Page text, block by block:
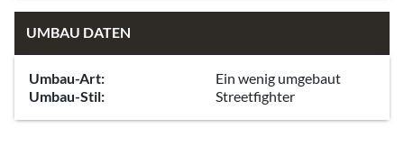
UMBAU DATEN
Umbau-Art:
Ein wenig umgebaut
Umbau-Stil:
Streetfighter